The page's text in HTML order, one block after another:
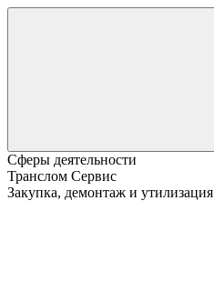
Сферы деятельности
Транслом Сервис
Закупка, демонтаж и утилизация